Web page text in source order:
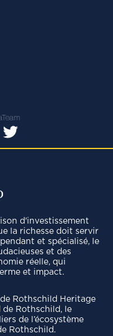
d'investissement
la richesse doit servir
et spécialisé, le
et des
réelle, qui
et impact.
Rothschild Heritage
de Rothschild, le
de l’écosystème
Rothschild.